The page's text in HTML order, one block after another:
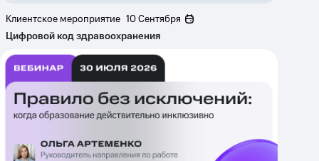
Клиентское мероприятие 10 Сентября
Цифровой код здравоохранения